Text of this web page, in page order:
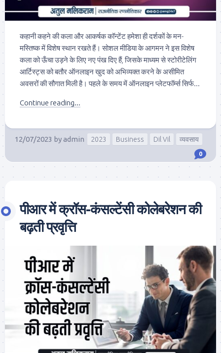
कहानी कहने की कला और आकर्षक कॉन्टेंट हमेशा ही दर्शकों के मन-
मस्तिष्क में विशेष स्थान रखते हैं। सोशल मीडिया के आगमन ने इस विशेष
कला को ऊँचा उड़ने के लिए नए पंख दिए हैं, जिसके माध्यम से स्टोरीटेलिंग
आर्टिस्ट्स को बतौर ऑनलाइन खुद को अभिव्यक्त करने के असीमित
अवसरों की सौगात मिली है। पहले के समय में ऑनलाइन प्लेटफॉर्म्स सिर्फ...
Continue reading...
12/07/2023 byadmin 2023 Business Dil Vil व्यवसाय
0
पीआर में क्रॉस-कंसल्टेंसी कोलेबरेशन की
बढ़ती प्रवृत्ति